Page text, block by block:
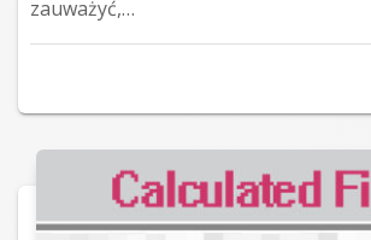
zauważyć,…